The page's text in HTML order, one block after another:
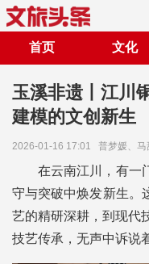
首页 文化
玉溪非遗丨江川
建模的文创新生
2026-01-16 17:01 普梦媛、
在云南江川，有一
守与突破中焕发新生。
艺的精研深耕，到现代
技艺传承，无声中诉说